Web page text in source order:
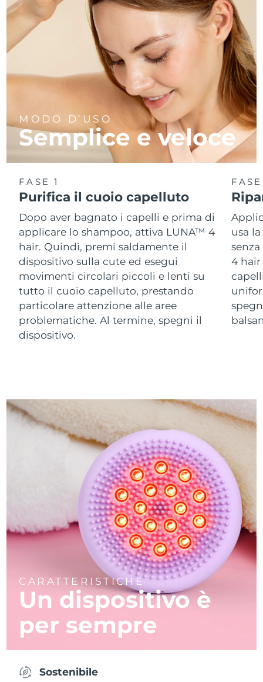
MODO D’USO
Semplice e veloce
FASE 1
Purifica il cuoio capelluto
Dopo aver bagnato i capelli e prima di
applicare lo shampoo, attiva LUNA™ 4
hair. Quindi, premi saldamente il
dispositivo sulla cute ed esegui
movimenti circolari piccoli e lenti su
tutto il cuoio capelluto, prestando
particolare attenzione alle aree
problematiche. Al termine, spegni il
dispositivo.
usa
4 hair
CARATTERISTICHE
Un dispositivo è
per sempre
Sostenibile